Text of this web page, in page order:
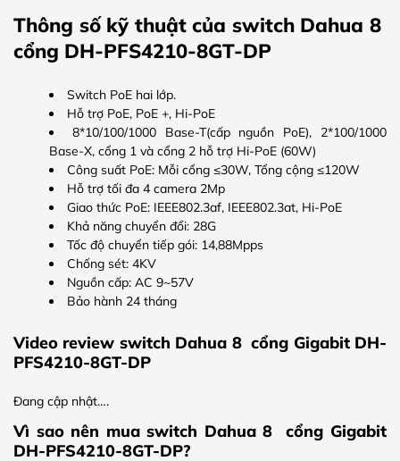
Thông số kỹ thuật của switch Dahua 8
cổng DH-PFS4210-8GT-DP
Switch PoE hai lớp.
Hỗ trợ PoE, PoE +, Hi-PoE
8*10/100/1000 Base-T(cấp nguồn PoE), 2*100/1000
Base-X, cổng 1 và cổng 2 hỗ trợ Hi-PoE (60W)
Công suất PoE: Mỗi cổng ≤30W, Tổng cộng ≤120W
Hỗ trợ tối đa 4 camera 2Mp
Giao thức PoE: IEEE802.3af, IEEE802.3at, Hi-PoE
Khả năng chuyển đổi: 28G
Tốc độ chuyển tiếp gói: 14,88Mpps
Chống sét: 4KV
Nguồn cấp: AC 9~57V
Bảo hành 24 tháng
Video review switch Dahua 8 cổng Gigabit DH-
PFS4210-8GT-DP
Đang cập nhật….
Vì sao nên mua switch Dahua 8 cổng Gigabit
DH-PFS4210-8GT-DP?